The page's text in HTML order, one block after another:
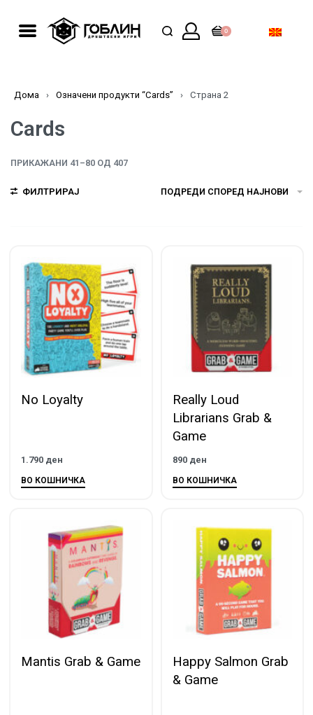
0
Дома › Означени продукти “Cards” › Страна 2
Cards
ПРИКАЖАНИ 41–80 ОД 407
ФИЛТРИРАЈ ПОДРЕДИ СПОРЕД НАЈНОВИ
No Loyalty
1.790 ден
ВО КОШНИЧКА
Really Loud
Librarians Grab &
Game
890 ден
ВО КОШНИЧКА
Mantis Grab & Game
Happy Salmon Grab
& Game